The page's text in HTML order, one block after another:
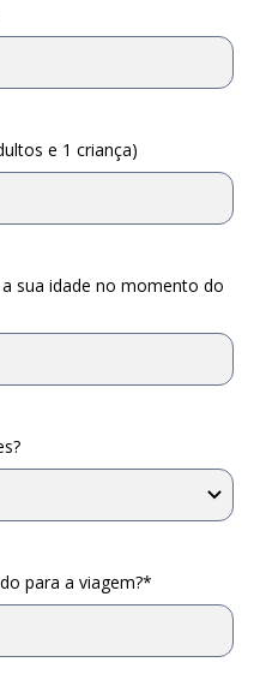
e 1 criança)
sua idade no momento do
para a viagem?*